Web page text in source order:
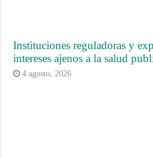
Instituciones reguladoras y
intereses ajenos a la salud
4 agosto, 2026